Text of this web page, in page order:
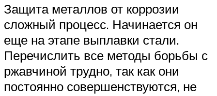
Защита металлов от коррозии
сложный процесс. Начинается он
еще на этапе выплавки стали.
Перечислить все методы борьбы с
ржавчиной трудно, так как они
постоянно совершенствуются, не